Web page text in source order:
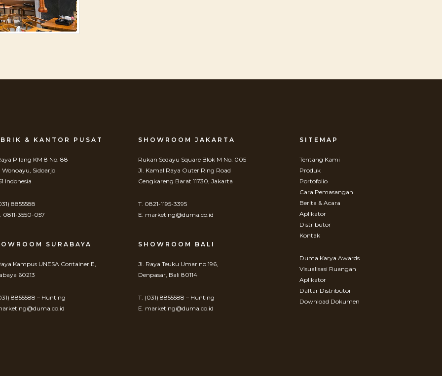
& KANTOR PUSAT
Pilang KM 8 No. 88
Wonoayu, Sidoarjo
Indonesia
8855588
0811-3550-057
SURABAYA
Kampus UNESA Container E,
60213
8855588 – Hunting
SHOWROOM JAKARTA
Rukan Sedayu Square Blok M No. 005
Jl. Kamal Raya Outer Ring Road
Cengkareng Barat 11730, Jakarta
T. 0821-1195-3395
E. marketing@duma.co.id
SHOWROOM BALI
Jl. Raya Teuku Umar no 196,
Denpasar, Bali 80114
T. (031) 8855588 – Hunting
E. marketing@duma.co.id
SITEMAP
Tentang Kami
Produk
Portofolio
Cara Pemasangan
Berita & Acara
Aplikator
Distributor
Kontak
Duma Karya Awards
Visualisasi Ruangan
Aplikator
Daftar Distributor
Download Dokumen